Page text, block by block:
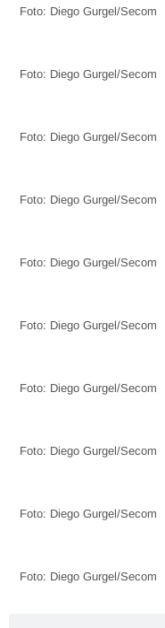
Foto: Diego Gurgel/Secom
Foto: Diego Gurgel/Secom
Foto: Diego Gurgel/Secom
Foto: Diego Gurgel/Secom
Foto: Diego Gurgel/Secom
Foto: Diego Gurgel/Secom
Foto: Diego Gurgel/Secom
Foto: Diego Gurgel/Secom
Foto: Diego Gurgel/Secom
Foto: Diego Gurgel/Secom